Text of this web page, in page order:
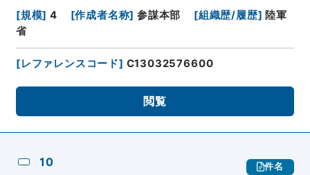
[規模] 4 [作成者名称] 参謀本部 [組織歴/履歴] 陸軍
省
[レファレンスコード] C13032576600
閲覧
10 件名